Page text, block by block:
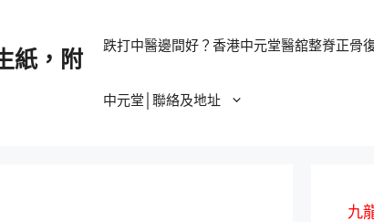
紙，附
跌打中醫邊間好？香港中元堂醫舘整脊正骨
中元堂│聯絡及地址
九